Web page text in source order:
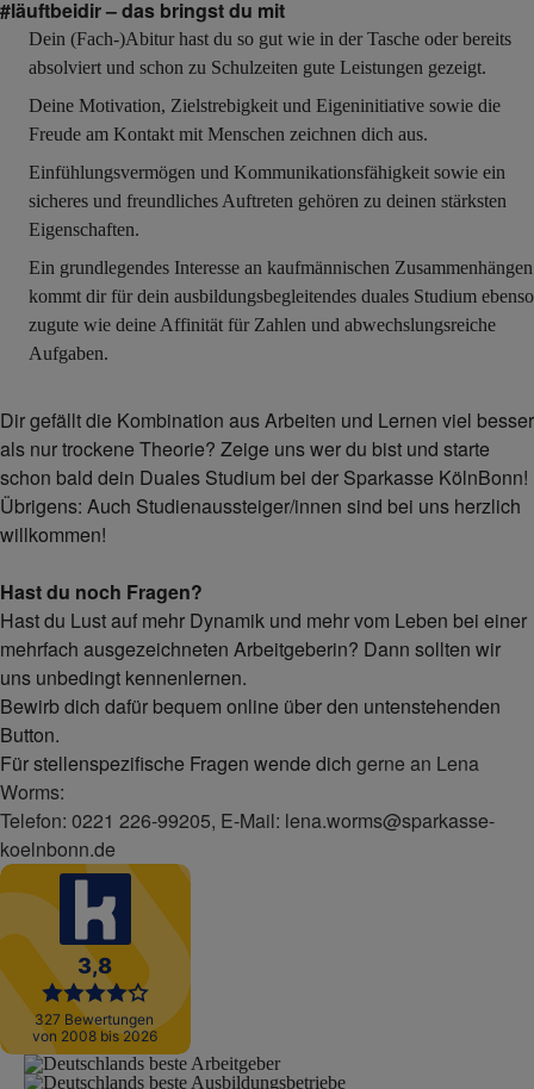
#läuftbeidir – das bringst du mit
Dein (Fach-)Abitur hast du so gut wie in der Tasche oder bereits
absolviert und schon zu Schulzeiten gute Leistungen gezeigt.
Deine Motivation, Zielstrebigkeit und Eigeninitiative sowie die
Freude am Kontakt mit Menschen zeichnen dich aus.
Einfühlungsvermögen und Kommunikationsfähigkeit sowie ein
sicheres und freundliches Auftreten gehören zu deinen stärksten
Eigenschaften.
Ein grundlegendes Interesse an kaufmännischen Zusammenhängen
kommt dir für dein ausbildungsbegleitendes duales Studium ebenso
zugute wie deine Affinität für Zahlen und abwechslungsreiche
Aufgaben.
Dir gefällt die Kombination aus Arbeiten und Lernen viel besser
als nur trockene Theorie? Zeige uns wer du bist und starte
schon bald dein Duales Studium bei der Sparkasse KölnBonn!
Übrigens: Auch Studienaussteiger/innen sind bei uns herzlich
willkommen!
Hast du noch Fragen?
Hast du Lust auf mehr Dynamik und mehr vom Leben bei einer
mehrfach ausgezeichneten Arbeitgeberin? Dann sollten wir
uns unbedingt kennenlernen.
Bewirb dich dafür bequem online über den untenstehenden
Button.
Für stellenspezifische Fragen wende dich gerne an Lena
Worms:
Telefon: 0221 226-99205, E-Mail: lena.worms@sparkasse-
koelnbonn.de